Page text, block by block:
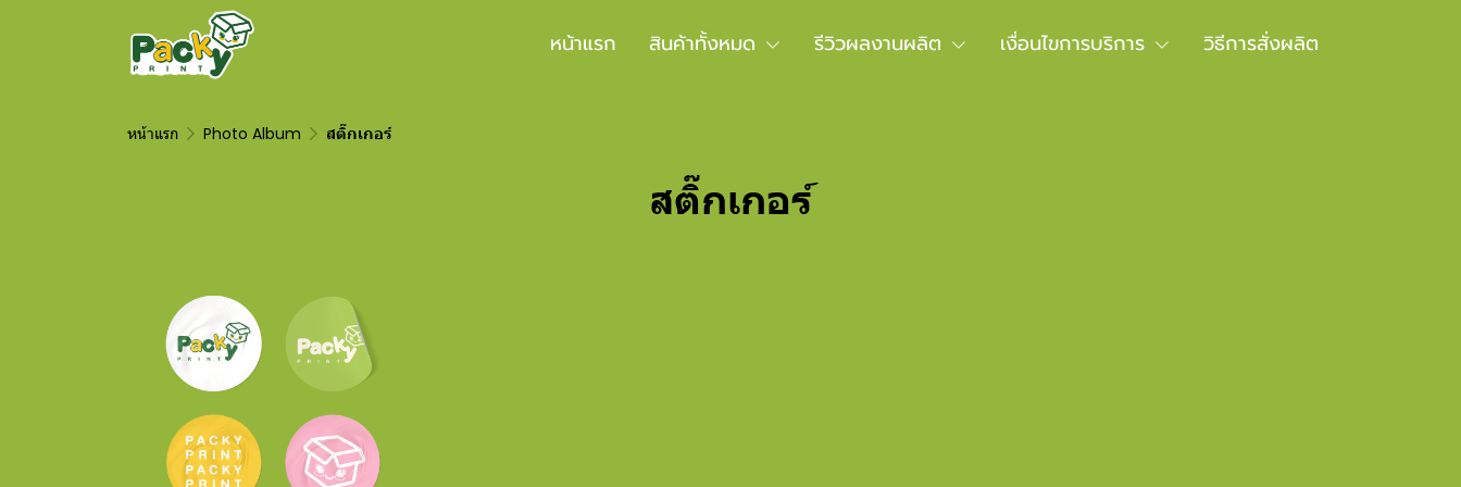
หน้าแรก สินค้าทั้งหมด รีวิวผลงานผลิต เงื่อนไขการบริการ วิธีการสั่งผลิต
หน้าแรก Photo Album สติ๊กเกอร์
สติ๊กเกอร์